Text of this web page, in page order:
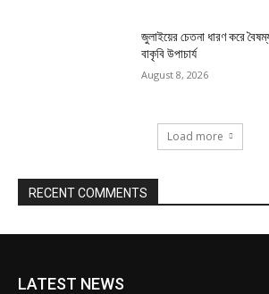
জুলাইয়ের চেতনা ধারণ করে
বাকৃবি উপাচার্য
August 8, 2026
Load more
RECENT COMMENTS
LATEST NEWS